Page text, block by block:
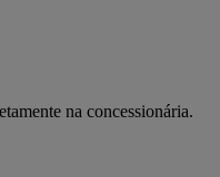
na concessionária.